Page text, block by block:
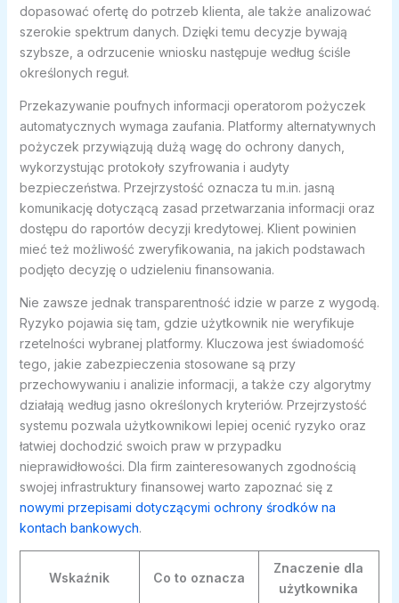
dopasować ofertę do potrzeb klienta, ale także analizować
szerokie spektrum danych. Dzięki temu decyzje bywają
szybsze, a odrzucenie wniosku następuje według ściśle
określonych reguł.
Przekazywanie poufnych informacji operatorom pożyczek
automatycznych wymaga zaufania. Platformy alternatywnych
pożyczek przywiązują dużą wagę do ochrony danych,
wykorzystując protokoły szyfrowania i audyty
bezpieczeństwa. Przejrzystość oznacza tu m.in. jasną
komunikację dotyczącą zasad przetwarzania informacji oraz
dostępu do raportów decyzji kredytowej. Klient powinien
mieć też możliwość zweryfikowania, na jakich podstawach
podjęto decyzję o udzieleniu finansowania.
Nie zawsze jednak transparentność idzie w parze z wygodą.
Ryzyko pojawia się tam, gdzie użytkownik nie weryfikuje
rzetelności wybranej platformy. Kluczowa jest świadomość
tego, jakie zabezpieczenia stosowane są przy
przechowywaniu i analizie informacji, a także czy algorytmy
działają według jasno określonych kryteriów. Przejrzystość
systemu pozwala użytkownikowi lepiej ocenić ryzyko oraz
łatwiej dochodzić swoich praw w przypadku
nieprawidłowości. Dla firm zainteresowanych zgodnością
swojej infrastruktury finansowej warto zapoznać się z
nowymi przepisami dotyczącymi ochrony środków na
kontach bankowych.
Wskaźnik Co to oznacza
Znaczenie dla
użytkownika